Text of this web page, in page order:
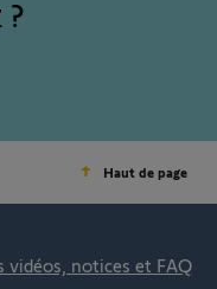
Haut de page
vidéos, notices et FAQ